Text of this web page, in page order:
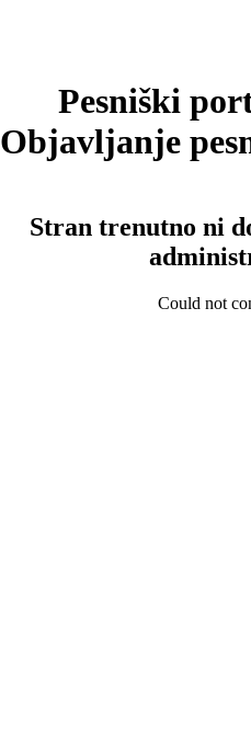
Pesniški
Objavljanje
Stran trenutno ni
Could not